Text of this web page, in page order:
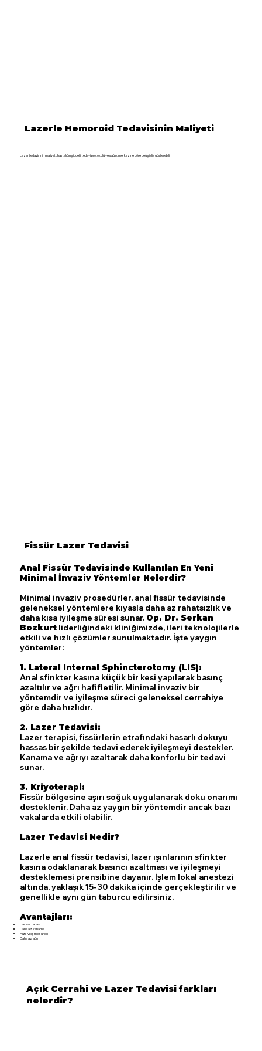
Lazerle Hemoroid Tedavisinin Maliyeti
Lazer tedavisinin maliyeti; hastalığın şiddeti, tedavi protokolü ve sağlık merkezine göre değişiklik gösterebilir.
Fissür Lazer Tedavisi
Anal Fissür Tedavisinde Kullanılan En Yeni
Minimal İnvaziv Yöntemler Nelerdir?
Minimal invaziv prosedürler, anal fissür tedavisinde
geleneksel yöntemlere kıyasla daha az rahatsızlık ve
daha kısa iyileşme süresi sunar. Op. Dr. Serkan
Bozkurt liderliğindeki kliniğimizde, ileri teknolojilerle
etkili ve hızlı çözümler sunulmaktadır. İşte yaygın
yöntemler:
1. Lateral Internal Sphincterotomy (LIS):
Anal sfinkter kasına küçük bir kesi yapılarak basınç
azaltılır ve ağrı hafifletilir. Minimal invaziv bir
yöntemdir ve iyileşme süreci geleneksel cerrahiye
göre daha hızlıdır.
2. Lazer Tedavisi:
Lazer terapisi, fissürlerin etrafındaki hasarlı dokuyu
hassas bir şekilde tedavi ederek iyileşmeyi destekler.
Kanama ve ağrıyı azaltarak daha konforlu bir tedavi
sunar.
3. Kriyoterapi:
Fissür bölgesine aşırı soğuk uygulanarak doku onarımı
desteklenir. Daha az yaygın bir yöntemdir ancak bazı
vakalarda etkili olabilir.
Lazer Tedavisi Nedir?
Lazerle anal fissür tedavisi, lazer ışınlarının sfinkter
kasına odaklanarak basıncı azaltması ve iyileşmeyi
desteklemesi prensibine dayanır. İşlem lokal anestezi
altında, yaklaşık 15-30 dakika içinde gerçekleştirilir ve
genellikle aynı gün taburcu edilirsiniz.
Avantajları:
Hassas tedavi
Daha az kanama
Hızlı iyileşme süreci
Daha az ağrı
Açık Cerrahi ve Lazer Tedavisi farkları
nelerdir?